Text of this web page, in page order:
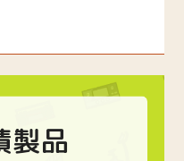
製品